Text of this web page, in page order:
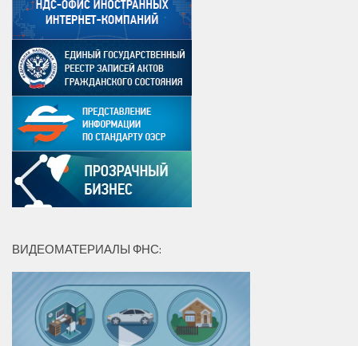
ВИДЕОМАТЕРИАЛЫ ФНС: